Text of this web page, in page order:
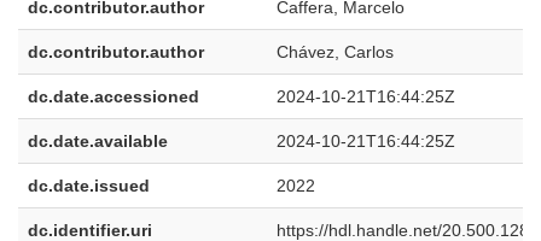
dc.contributor.author Caffera, Marcelo
dc.contributor.author Chávez, Carlos
dc.date.accessioned 2024-10-21T16:44:25Z
dc.date.available 2024-10-21T16:44:25Z
dc.date.issued 2022
dc.identifier.uri https://hdl.handle.net/